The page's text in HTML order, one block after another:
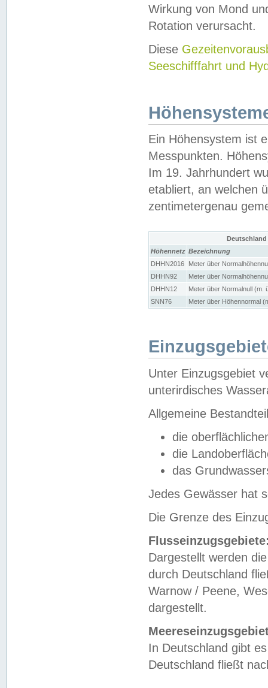
Wirkung von Mond
Rotation verursacht.
Diese
Seeschifffahrt und
Ein Höhensystem ist
Messpunkten.
Im 19. Jahrhundert
etabliert, an welchen
zentimetergenau
Höhennetz Bezeichnung
DHHN2016
Meter über
DHHN92
Meter über
DHHN12
Meter über Normalnull (m.
SNN76
Meter über Höhennormal
Unter Einzugsgebiet
unterirdisches
Allgemeine
die
die
das
Jedes Gewässer hat
Die Grenze des
Dargestellt werden
durch Deutschland
Warnow / Peene,
dargestellt.
In Deutschland gibt
Deutschland fließt